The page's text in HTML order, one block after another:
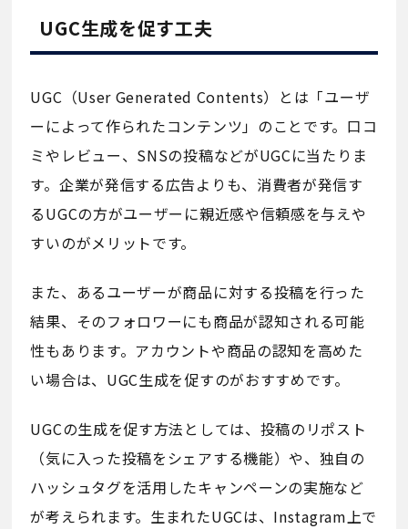
UGC生成を促す工夫
UGC（User Generated Contents）とは「ユーザ
ーによって作られたコンテンツ」のことです。口コ
ミやレビュー、SNSの投稿などがUGCに当たりま
す。企業が発信する広告よりも、消費者が発信す
るUGCの方がユーザーに親近感や信頼感を与えや
すいのがメリットです。
また、あるユーザーが商品に対する投稿を行った
結果、そのフォロワーにも商品が認知される可能
性もあります。アカウントや商品の認知を高めた
い場合は、UGC生成を促すのがおすすめです。
UGCの生成を促す方法としては、投稿のリポスト
（気に入った投稿をシェアする機能）や、独自の
ハッシュタグを活用したキャンペーンの実施など
が考えられます。生まれたUGCは、Instagram上で